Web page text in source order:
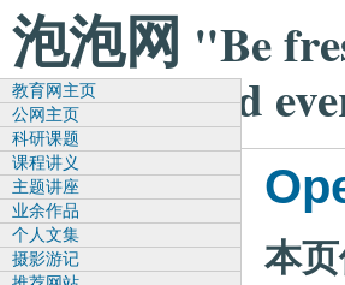
泡泡网 "Be
and satisfied
本页
教育网主页
公网主页
科研课题
课程讲义
主题讲座
业余作品
个人文集
摄影游记